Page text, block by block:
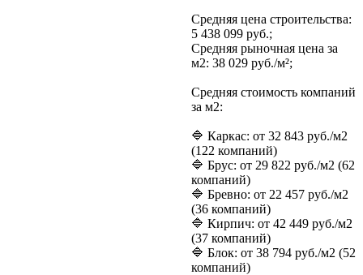
Средняя цена строительства:
5 438 099 руб.;
Средняя рыночная цена за
м2: 38 029 руб./м²;
Средняя стоимость компаний
за м2:
🔷 Каркас: от 32 843 руб./м2
(122 компаний)
🔷 Брус: от 29 822 руб./м2 (62
компаний)
🔷 Бревно: от 22 457 руб./м2
(36 компаний)
🔷 Кирпич: от 42 449 руб./м2
(37 компаний)
🔷 Блок: от 38 794 руб./м2 (52
компаний)